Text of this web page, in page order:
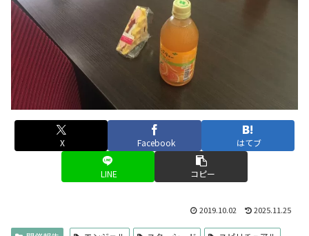
X Facebook はてブ
LINE コピー
2019.10.02 2025.11.25